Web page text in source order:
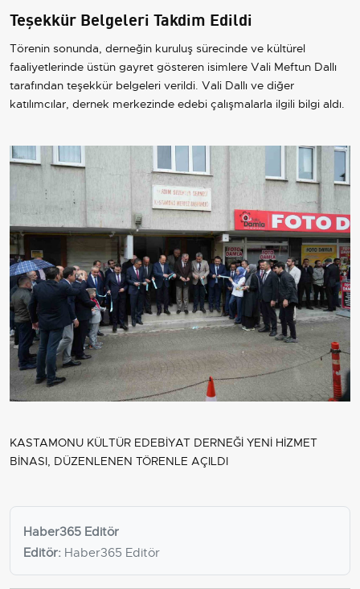
Teşekkür Belgeleri Takdim Edildi
Törenin sonunda, derneğin kuruluş sürecinde ve kültürel
faaliyetlerinde üstün gayret gösteren isimlere Vali Meftun Dallı
tarafından teşekkür belgeleri verildi. Vali Dallı ve diğer
katılımcılar, dernek merkezinde edebi çalışmalarla ilgili bilgi aldı.
KASTAMONU KÜLTÜR EDEBİYAT DERNEĞİ YENİ HİZMET
BİNASI, DÜZENLENEN TÖRENLE AÇILDI
Haber365 Editör
Editör: Haber365 Editör